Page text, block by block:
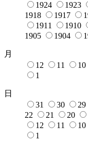
1924
1923
1918
1917
1911
1910
1905
1904
月
12
11 10
1
日
31
30 29
22
21 20
12
11 10
1